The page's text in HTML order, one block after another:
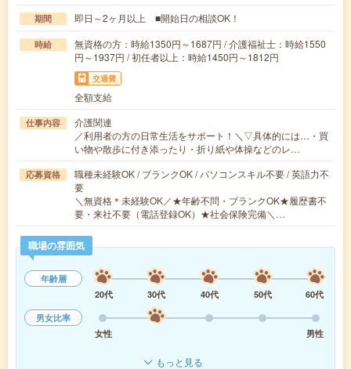
期間 即日～2ヶ月以上 ■開始日の相談OK！
時給
無資格の方：時給1350円～1687円 / 介護福祉士：時給1550
円～1937円 / 初任者以上：時給1450円～1812円
交通費
全額支給
仕事内容
介護関連
／利用者の方の日常生活をサポート！＼▽具体的には…・買
い物や散歩に付き添ったり・折り紙や体操などのレ…
応募資格
職種未経験OK / ブランクOK / パソコンスキル不要 / 英語力不
要
＼無資格＊未経験OK／★年齢不問・ブランクOK★履歴書不
要・来社不要（電話登録OK）★社会保険完備＼…
職場の雰囲気
年齢層
20代
30代 40代 50代
60代
男女比率
女性
男性
もっと見る